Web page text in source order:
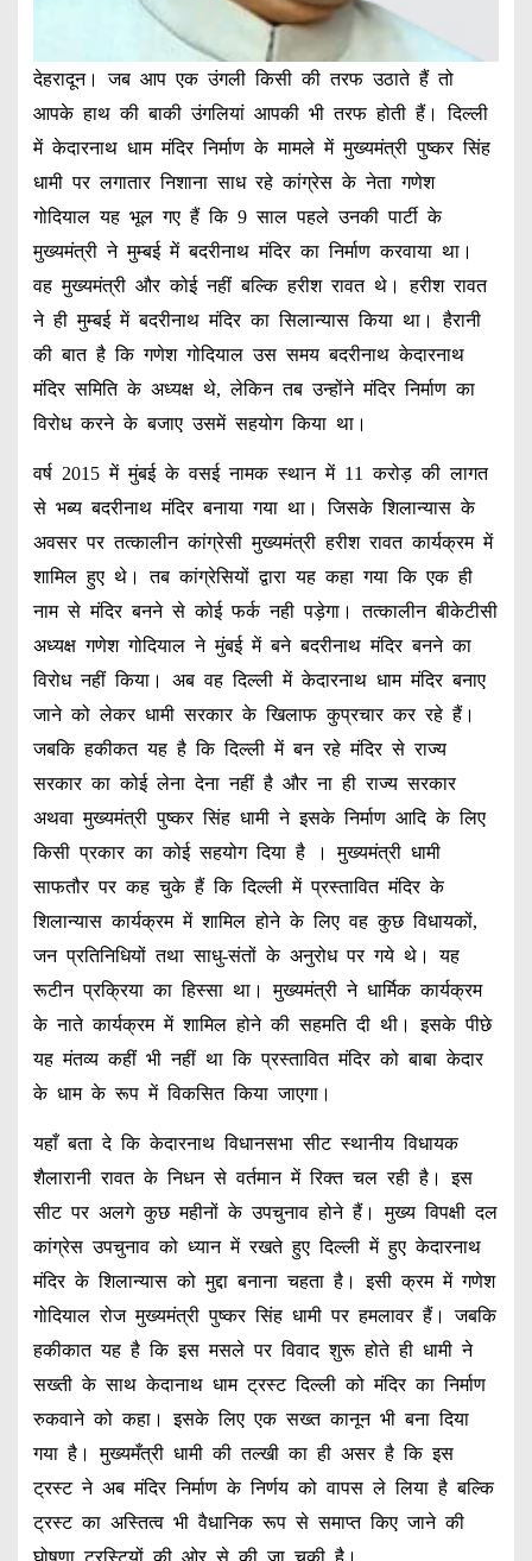
देहरादून। जब आप एक उंगली किसी की तरफ उठाते हैं तो
आपके हाथ की बाकी उंगलियां आपकी भी तरफ होती हैं। दिल्ली
में केदारनाथ धाम मंदिर निर्माण के मामले में मुख्यमंत्री पुष्कर सिंह
धामी पर लगातार निशाना साध रहे कांग्रेस के नेता गणेश
गोदियाल यह भूल गए हैं कि 9 साल पहले उनकी पार्टी के
मुख्यमंत्री ने मुम्बई में बदरीनाथ मंदिर का निर्माण करवाया था।
वह मुख्यमंत्री और कोई नहीं बल्कि हरीश रावत थे। हरीश रावत
ने ही मुम्बई में बदरीनाथ मंदिर का सिलान्यास किया था। हैरानी
की बात है कि गणेश गोदियाल उस समय बदरीनाथ केदारनाथ
मंदिर समिति के अध्यक्ष थे, लेकिन तब उन्होंने मंदिर निर्माण का
विरोध करने के बजाए उसमें सहयोग किया था।
वर्ष 2015 में मुंबई के वसई नामक स्थान में 11 करोड़ की लागत
से भब्य बदरीनाथ मंदिर बनाया गया था। जिसके शिलान्यास के
अवसर पर तत्कालीन कांग्रेसी मुख्यमंत्री हरीश रावत कार्यक्रम में
शामिल हुए थे। तब कांग्रेसियों द्वारा यह कहा गया कि एक ही
नाम से मंदिर बनने से कोई फर्क नही पड़ेगा। तत्कालीन बीकेटीसी
अध्यक्ष गणेश गोदियाल ने मुंबई में बने बदरीनाथ मंदिर बनने का
विरोध नहीं किया। अब वह दिल्ली में केदारनाथ धाम मंदिर बनाए
जाने को लेकर धामी सरकार के खिलाफ कुप्रचार कर रहे हैं।
जबकि हकीकत यह है कि दिल्ली में बन रहे मंदिर से राज्य
सरकार का कोई लेना देना नहीं है और ना ही राज्य सरकार
अथवा मुख्यमंत्री पुष्कर सिंह धामी ने इसके निर्माण आदि के लिए
किसी प्रकार का कोई सहयोग दिया है । मुख्यमंत्री धामी
साफतौर पर कह चुके हैं कि दिल्ली में प्रस्तावित मंदिर के
शिलान्यास कार्यक्रम में शामिल होने के लिए वह कुछ विधायकों,
जन प्रतिनिधियों तथा साधु-संतों के अनुरोध पर गये थे। यह
रूटीन प्रक्रिया का हिस्सा था। मुख्यमंत्री ने धार्मिक कार्यक्रम
के नाते कार्यक्रम में शामिल होने की सहमति दी थी। इसके पीछे
यह मंतव्य कहीं भी नहीं था कि प्रस्तावित मंदिर को बाबा केदार
के धाम के रूप में विकसित किया जाएगा।
यहाँ बता दे कि केदारनाथ विधानसभा सीट स्थानीय विधायक
शैलारानी रावत के निधन से वर्तमान में रिक्त चल रही है। इस
सीट पर अलगे कुछ महीनों के उपचुनाव होने हैं। मुख्य विपक्षी दल
कांग्रेस उपचुनाव को ध्यान में रखते हुए दिल्ली में हुए केदारनाथ
मंदिर के शिलान्यास को मुद्दा बनाना चहता है। इसी क्रम में गणेश
गोदियाल रोज मुख्यमंत्री पुष्कर सिंह धामी पर हमलावर हैं। जबकि
हकीकात यह है कि इस मसले पर विवाद शुरू होते ही धामी ने
सख्ती के साथ केदानाथ धाम ट्रस्ट दिल्ली को मंदिर का निर्माण
रुकवाने को कहा। इसके लिए एक सख्त कानून भी बना दिया
गया है। मुख्यमँत्री धामी की तल्खी का ही असर है कि इस
ट्रस्ट ने अब मंदिर निर्माण के निर्णय को वापस ले लिया है बल्कि
ट्रस्ट का अस्तित्व भी वैधानिक रूप से समाप्त किए जाने की
घोषणा ट्रस्टियों की ओर से की जा चुकी है।